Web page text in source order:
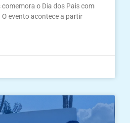
o Dia dos Pais com
evento acontece a partir